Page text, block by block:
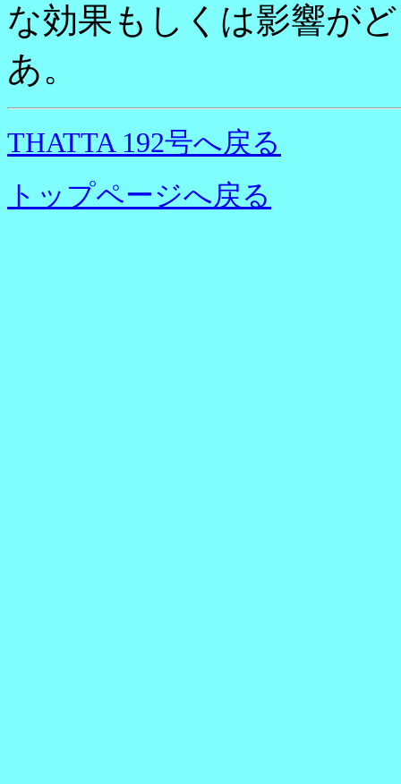
な効果もしくは影響が
あ。
THATTA 192号へ戻る
トップページへ戻る